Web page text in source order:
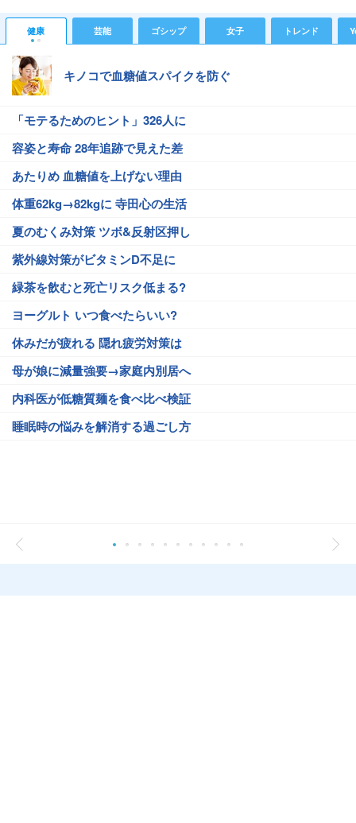
健康 芸能 ゴシップ 女子 トレンド
キノコで血糖値スパイクを防ぐ
「モテるためのヒント」326人に
容姿と寿命 28年追跡で見えた差
あたりめ 血糖値を上げない理由
体重62kg→82kgに 寺田心の生活
夏のむくみ対策 ツボ&反射区押し
紫外線対策がビタミンD不足に
緑茶を飲むと死亡リスク低まる?
ヨーグルト いつ食べたらいい?
休みだが疲れる 隠れ疲労対策は
母が娘に減量強要→家庭内別居へ
内科医が低糖質麺を食べ比べ検証
睡眠時の悩みを解消する過ごし方